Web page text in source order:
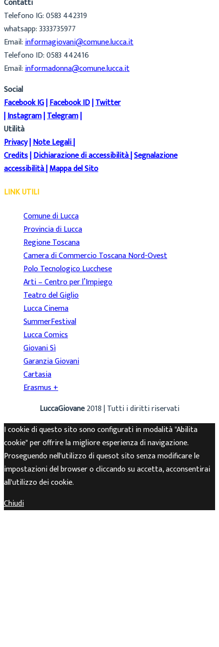
Contatti
Telefono IG: 0583 442319
whatsapp: 3333735977
Email:informagiovani@comune.lucca.it
Telefono ID: 0583 442416
Email:informadonna@comune.lucca.it
Social
Facebook IG|Facebook ID|Twitter
|Instagram|Telegram|
Utilità
Privacy|Note Legali|
Credits|Dichiarazione di accessibilità|Segnalazione
accessibilità|Mappa del Sito
LINK UTILI
Comune di Lucca
Provincia di Lucca
Regione Toscana
Camera di Commercio Toscana Nord-Ovest
Polo Tecnologico Lucchese
Arti – Centro per l’Impiego
Teatro del Giglio
Lucca Cinema
SummerFestival
Lucca Comics
Giovani Sì
Garanzia Giovani
Cartasia
Erasmus +
LuccaGiovane2018 | Tutti i diritti riservati
I cookie di questo sito sono configurati in modalità "Abilita
cookie" per offrire la migliore esperienza di navigazione.
Proseguendo nell'utilizzo di quesot sito senza modificare le
impostazioni del browser o cliccando su accetta, acconsentirai
all'utilizzo dei cookie.
Chiudi